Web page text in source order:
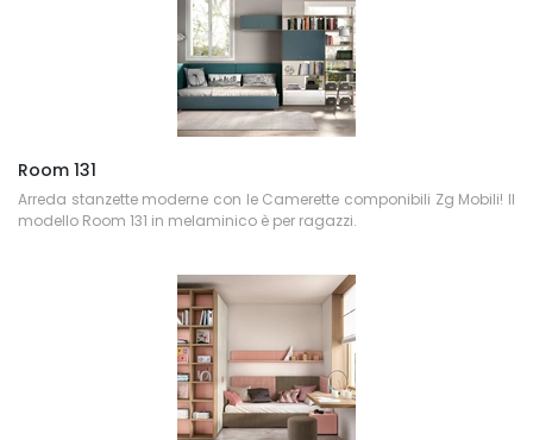
Room 131
Arreda stanzette moderne con le Camerette componibili Zg Mobili! Il
modello Room 131 in melaminico è per ragazzi.